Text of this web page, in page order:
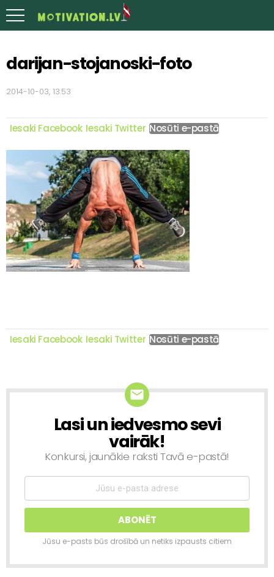
darijan-stojanoski-foto
2014-10-03, 13:53
Iesaki Facebook Iesaki Twitter Nosūti e-pastā
Iesaki Facebook Iesaki Twitter Nosūti e-pastā
NEWSLETTER
Lasi un iedvesmo sevi
vairāk!
Konkursi, jaunākie raksti Tavā e-pastā!
Jūsu e-pasts būs drošībā un netiks izpausts citiem